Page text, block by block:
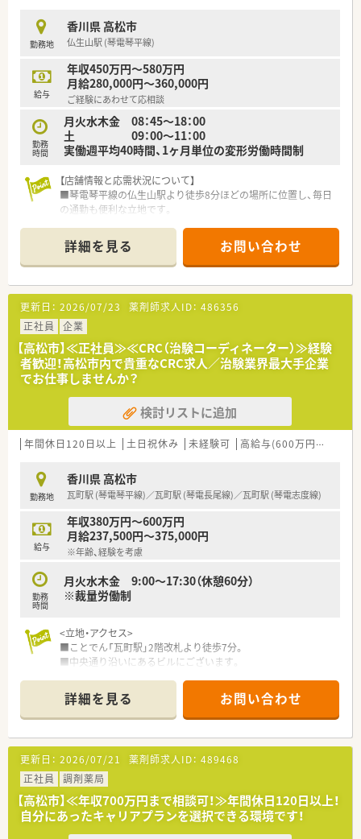
も含めてしっかりと休息が取れます。
■有給休暇の取得もしやすい環境が整っており、半日単位での取
得制度もあるため柔軟に休めます。
【想定されるキャリアイメージ】
■階層別研修や専門別研修など多彩なプログラムが用意されて
おり、着実なスキルアップが可能です。
■外来がん治療専門薬剤師などの高度な資格取得を支援してお
り、取得後は手当で評価されます。
■将来的には薬局長やエリアマネージャーへのキャリアパスも
勤務地
香川県 高松市
仏生山駅 (琴電琴平線)
給与
年収450万円～580万円
月給280,000円～360,000円
ご経験にあわせて応相談
勤務
時間
月火水木金 08：45～18：00
土 09：00～11：00
実働週平均40時間、1ヶ月単位の変形労働時間制
【店舗情報と応需状況について】
■琴電琴平線の仏生山駅より徒歩8分ほどの場所に位置し、毎日
の通勤も便利な立地です。
70枚ほど応需しています。
■現在は常勤の薬剤師3名と事務員2名の体制で連携し、日々の
業務に取り組んでいます。
【法人特徴について】
■中部圏でのトップシェアを誇る実績があり、安定した経営基盤
のもとで拡大を続けています。
■展開する店舗の大半が地域の基幹病院の門前に位置し、高度な
医療に携わることができます。
■全店舗に調剤過誤防止システムを導入するなど、安全な調剤環
境の整備に注力しています。
【職場環境と雰囲気】
■調剤過誤防止システムや社内LANによる情報共有により、安心
して業務に集中できます。
が変わっても働きやすい職場です。
■研修制度や学会発表支援など、薬剤師として成長するためのバ
ックアップ体制が整っています。
【こんな取り組みをしています】
■最新の医薬品情報を共有する勉強会やe-Learningなど、教育
機会を豊富に設けています。
ィ溢れる対応を心がけています。
■地域のかかりつけ薬局として機能するため、在宅医療や多職種
詳細を見る お問い合わせ
更新日： 2026/07/23 薬剤師求人ID： 486356
正社員
企業
【高松市】≪正社員≫≪CRC（治験コーディネーター）≫経験
者歓迎！高松市内で貴重なCRC求人／治験業界最大手企業
でお仕事しませんか？
検討リストに追加
年間休日120日以上 土日祝休み 未経験可 高給与(600万円以上)
勤務地
香川県 高松市
瓦町駅 (琴電琴平線)／瓦町駅 (琴電長尾線)／瓦町駅 (琴電志度線)
給与
年収380万円～600万円
月給237,500円～375,000円
※年齢、経験を考慮
勤務
時間
月火水木金 9:00～17:30（休憩60分）
※裁量労働制
<立地・アクセス>
■ことでん「瓦町駅」2階改札より徒歩7分。
■中央通り沿いにあるビルにございます。
＜企業について＞
■全国で700名のCRCが在籍している
治験業界最大手の東証プライム上場企業です。
■日本の治験業界をリードし業界トップクラスの
治験支援実績とノウハウを誇っています。
■日本に新薬開発の約80%に関わり、
医薬品の非臨床研究から製造・販売まで
一気通貫の事業展開をしている企業です。
■人材育成にも力を入れており、
様々な研修制度を整えており業界内でも随一です。
詳細を見る お問い合わせ
更新日： 2026/07/21 薬剤師求人ID： 489468
正社員
調剤薬局
【高松市】≪年収700万円まで相談可！≫年間休日120日以上！
自分にあったキャリアプランを選択できる環境です！